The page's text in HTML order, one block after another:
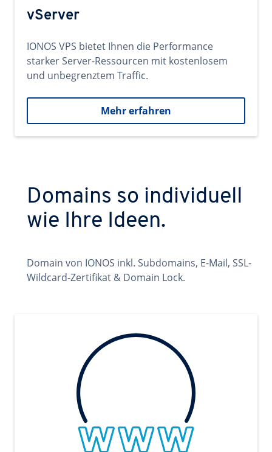
vServer
IONOS VPS bietet Ihnen die Performance
starker Server-Ressourcen mit kostenlosem
und unbegrenztem Traffic.
Mehr erfahren
Domains so individuell
wie Ihre Ideen.
Domain von IONOS inkl. Subdomains, E-Mail, SSL-
Wildcard-Zertifikat & Domain Lock.